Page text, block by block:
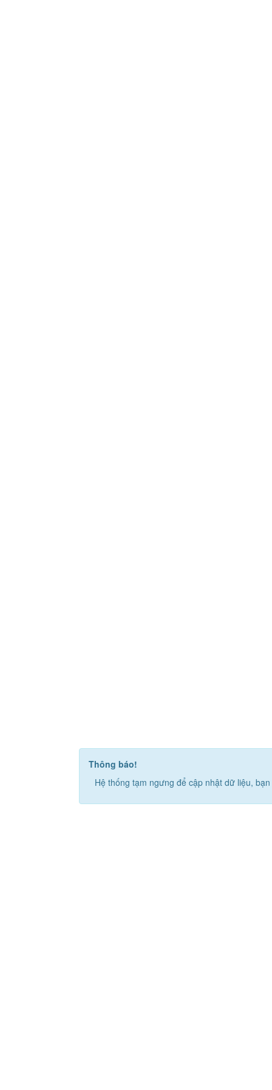
Thông báo!
Hệ thống tạm ngưng để cập nhật dữ liệu,